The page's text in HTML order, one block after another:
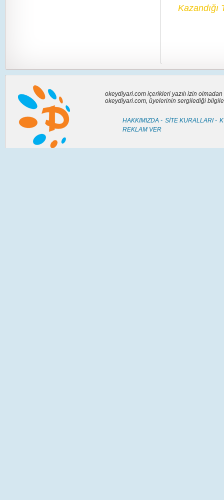
Kazandığı
okeydiyari.com içerikleri yazılı izin
okeydiyari.com, üyelerinin sergilediği
HAKKIMIZDA - SİTE KURALLARI -
REKLAM VER